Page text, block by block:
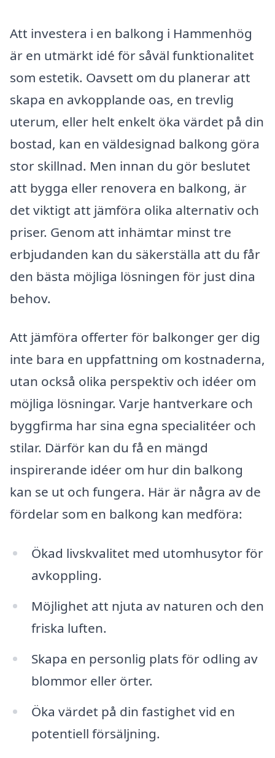
Att investera i en balkong i Hammenhög
är en utmärkt idé för såväl funktionalitet
som estetik. Oavsett om du planerar att
skapa en avkopplande oas, en trevlig
uterum, eller helt enkelt öka värdet på din
bostad, kan en väldesignad balkong göra
stor skillnad. Men innan du gör beslutet
att bygga eller renovera en balkong, är
det viktigt att jämföra olika alternativ och
priser. Genom att inhämtar minst tre
erbjudanden kan du säkerställa att du får
den bästa möjliga lösningen för just dina
behov.
Att jämföra offerter för balkonger ger dig
inte bara en uppfattning om kostnaderna,
utan också olika perspektiv och idéer om
möjliga lösningar. Varje hantverkare och
byggfirma har sina egna specialitéer och
stilar. Därför kan du få en mängd
inspirerande idéer om hur din balkong
kan se ut och fungera. Här är några av de
fördelar som en balkong kan medföra:
Ökad livskvalitet med utomhusytor för
avkoppling.
Möjlighet att njuta av naturen och den
friska luften.
Skapa en personlig plats för odling av
blommor eller örter.
Öka värdet på din fastighet vid en
potentiell försäljning.